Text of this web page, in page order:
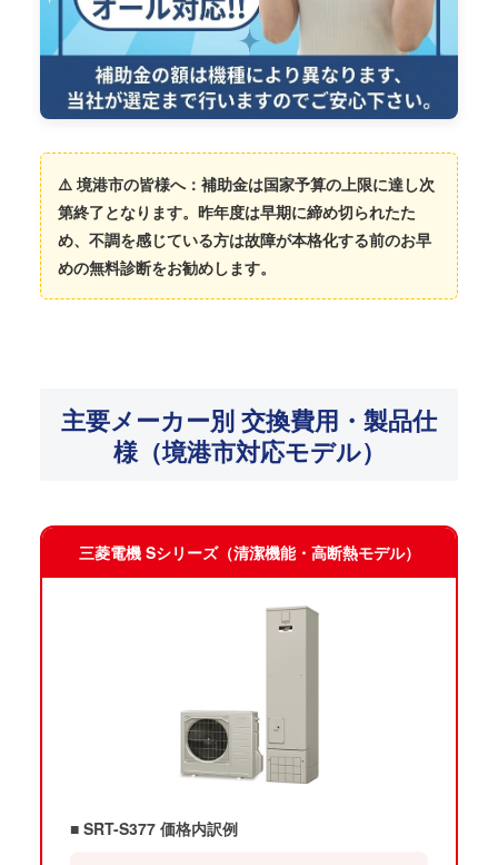
⚠️ 境港市の皆様へ：補助金は国家予算の上限に達し次
第終了となります。昨年度は早期に締め切られたた
め、不調を感じている方は故障が本格化する前のお早
めの無料診断をお勧めします。
主要メーカー別 交換費用・製品仕
様（境港市対応モデル）
三菱電機 Sシリーズ（清潔機能・高断熱モデル）
■ SRT-S377 価格内訳例